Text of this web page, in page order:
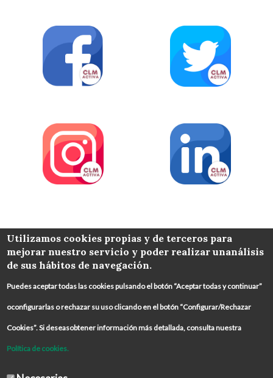
COLABORA
Utilizamos cookies propias y de terceros para
mejorar nuestro servicio y poder realizar unanálisis
de sus hábitos de navegación.
Puedes aceptar todas las cookies pulsando el botón “Aceptar todas y continuar”
oconfigurarlas o rechazar su uso clicando en el botón “Configurar/Rechazar
Cookies”. Si deseasobtener información más detallada, consulta nuestra
Política de cookies.